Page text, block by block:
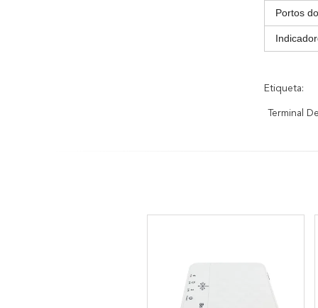
Portos
Etiqueta:
Terminal